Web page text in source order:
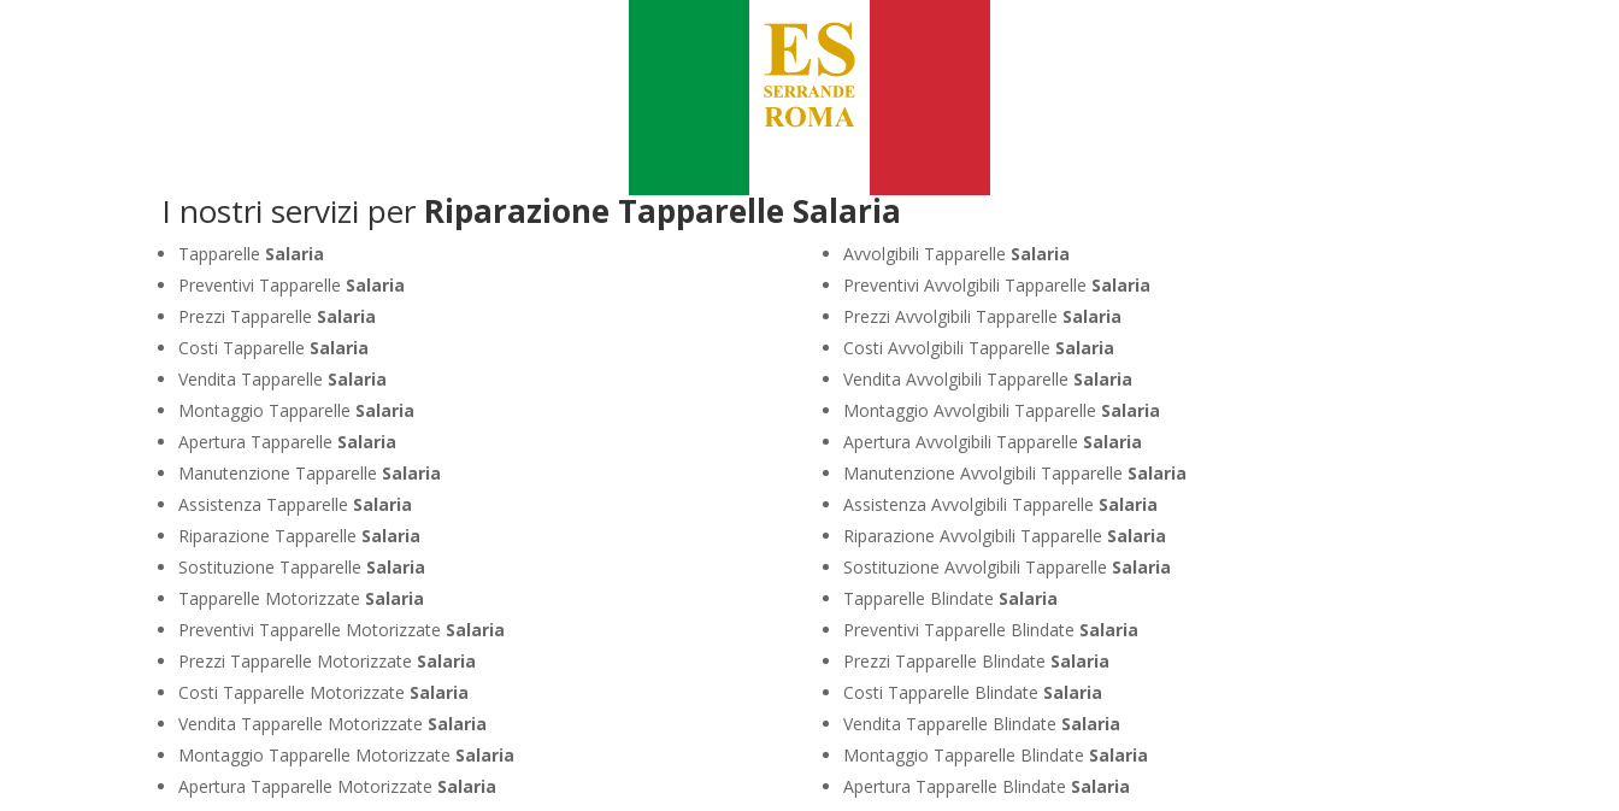
I nostri servizi per Riparazione Tapparelle Salaria
Tapparelle Salaria
Preventivi Tapparelle Salaria
Prezzi Tapparelle Salaria
Costi Tapparelle Salaria
Vendita Tapparelle Salaria
Montaggio Tapparelle Salaria
Apertura Tapparelle Salaria
Manutenzione Tapparelle Salaria
Assistenza Tapparelle Salaria
Riparazione Tapparelle Salaria
Sostituzione Tapparelle Salaria
Tapparelle Motorizzate Salaria
Preventivi Tapparelle Motorizzate Salaria
Prezzi Tapparelle Motorizzate Salaria
Costi Tapparelle Motorizzate Salaria
Vendita Tapparelle Motorizzate Salaria
Montaggio Tapparelle Motorizzate Salaria
Apertura Tapparelle Motorizzate Salaria
Avvolgibili Tapparelle Salaria
Preventivi Avvolgibili Tapparelle Salaria
Prezzi Avvolgibili Tapparelle Salaria
Costi Avvolgibili Tapparelle Salaria
Vendita Avvolgibili Tapparelle Salaria
Montaggio Avvolgibili Tapparelle Salaria
Apertura Avvolgibili Tapparelle Salaria
Manutenzione Avvolgibili Tapparelle Salaria
Assistenza Avvolgibili Tapparelle Salaria
Riparazione Avvolgibili Tapparelle Salaria
Sostituzione Avvolgibili Tapparelle Salaria
Tapparelle Blindate Salaria
Preventivi Tapparelle Blindate Salaria
Prezzi Tapparelle Blindate Salaria
Costi Tapparelle Blindate Salaria
Vendita Tapparelle Blindate Salaria
Montaggio Tapparelle Blindate Salaria
Apertura Tapparelle Blindate Salaria